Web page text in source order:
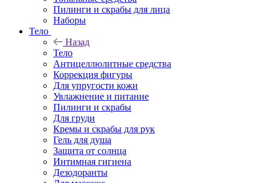
Пилинги и скрабы для лица
Наборы
Тело
Назад
Тело
Антицеллюлитные средства
Коррекция фигуры
Для упругости кожи
Увлажнение и питание
Пилинги и скрабы
Для груди
Кремы и скрабы для рук
Гель для душа
Защита от солнца
Интимная гигиена
Дезодоранты